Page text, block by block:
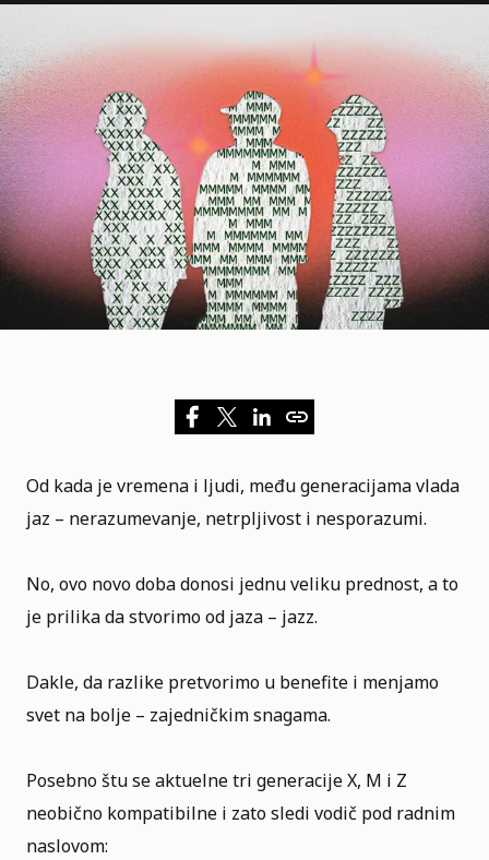
Od kada je vremena i ljudi, među generacijama vlada
jaz – nerazumevanje, netrpljivost i nesporazumi.
No, ovo novo doba donosi jednu veliku prednost, a to
je prilika da stvorimo od jaza – jazz.
Dakle, da razlike pretvorimo u benefite i menjamo
svet na bolje – zajedničkim snagama.
Posebno štu se aktuelne tri generacije X, M i Z
neobično kompatibilne i zato sledi vodič pod radnim
naslovom: